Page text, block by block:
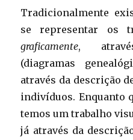
Tradicionalmente
se representar os
graficamente,
(diagramas
através da descrição
indivíduos. Enquanto
temos um trabalho
já através da